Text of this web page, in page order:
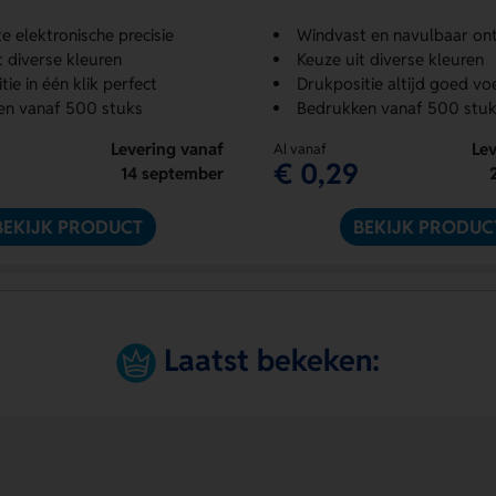
elektronische precisie
diverse kleuren
in één klik perfect
vanaf 500 stuks
Levering vanaf
14 september
PRODUCT
Windvast en navulbaar
Keuze uit diverse kleuren
Drukpositie altijd goed
Bedrukken vanaf 500
Al vanaf
€ 0,29
BEKIJK
Laatst bekeken: